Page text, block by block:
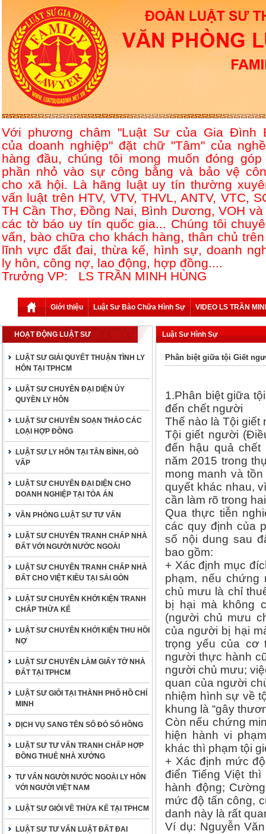
Với phương châm "Luật Sư của Gia Đình
của doanh nghiệp" đặt chữ "Tâm" của
hàng đầu, chúng tôi mong muốn đóng góp
phần nhỏ vào sự công bằng và bảo vệ
cho xã hội. Là hãng luật uy tín thường
vấn luật trên HTV, VTV, THVL, ANTV, VTC,
TH Cần Thơ, Đồng Nai, Bình Dương, VOH và
các tờ báo uy tín quốc gia... Chúng tôi
vấn, bào chữa cho khách hàng, thân chủ
lĩnh vực đất đai, thừa kế, hình sự, doanh
ly hôn, công nợ, lao động, hợp đồng....
Trưởng VP: LS TRẦN MINH HÙNG
Giới thiệu Luật Sư Bào Chữa Hình Sự VIDEO LS TRẦN
HOẠT ĐỘNG LUẬT SƯ
LUẬT SƯ GIẢI QUYẾT THUẬN TÌNH LY
HÔN TẠI TPHCM
LUẬT SƯ CHUYÊN ĐẠI DIỆN ỦY
QUYỀN LY HÔN
LUẬT SƯ CHUYÊN SOẠN THẢO CÁC
LOẠI HỢP ĐỒNG
LUẬT SƯ LY HÔN TẠI TÂN BÌNH, GÒ
VẤP
LUẬT SƯ CHUYÊN ĐẠI DIỆN CHO
DOANH NGHIỆP TẠI TÒA ÁN
VĂN PHÒNG LUẬT SƯ TƯ VẤN
LUẬT SƯ CHUYÊN TRANH CHẤP NHÀ
ĐẤT VỚI NGƯỜI NƯỚC NGOÀI
LUẬT SƯ CHUYÊN TRANH CHẤP NHÀ
ĐẤT CHO VIỆT KIỀU TẠI SÀI GÒN
LUẬT SƯ CHUYÊN KHỞI KIỆN TRANH
CHẤP THỪA KẾ
LUẬT SƯ CHUYÊN KHỞI KIỆN THU HỒI
NỢ
LUẬT SƯ CHUYÊN LÀM GIẤY TỜ NHÀ
ĐẤT TẠI TPHCM
LUẬT SƯ GIỎI TẠI THÀNH PHỐ HỒ CHÍ
MINH
DỊCH VỤ SANG TÊN SỔ ĐỎ SỔ HỒNG
LUẬT SƯ TƯ VẤN TRANH CHẤP HỢP
ĐỒNG THUÊ NHÀ XƯỞNG
TƯ VẤN NGƯỜI NƯỚC NGOÀI LY HÔN
VỚI NGƯỜI VIỆT NAM
LUẬT SƯ GIỎI VỀ THỪA KẾ TẠI TPHCM
LUẬT SƯ TƯ VẤN LUẬT ĐẤT ĐAI
Luật Sư Hình Sự
Phân biệt giữa tội Giết
1.Phân biệt giữa
đến chết người
Thế nào là Tội giết
Tội giết người
đến hậu quả chết
năm 2015 trong
mong manh và
quyết khác nhau,
cần làm rõ trong
Qua thực tiễn
các quy định của
số nội dung sau
bao gồm:
+ Xác định mục
phạm, nếu
chủ mưu là chỉ
bị hại mà không
(người chủ mưu
của người bị hại
trọng yếu của cơ
người thực hành
người chủ mưu;
quan của người
nhiệm hình sự về
khung là “gây
Còn nếu chứng
hiện hành vi
khác thì phạm tội
+ Xác định mức
điển Tiếng Việt
hành động;
mức độ tấn công,
danh này là rất
Ví dụ: Nguyễn